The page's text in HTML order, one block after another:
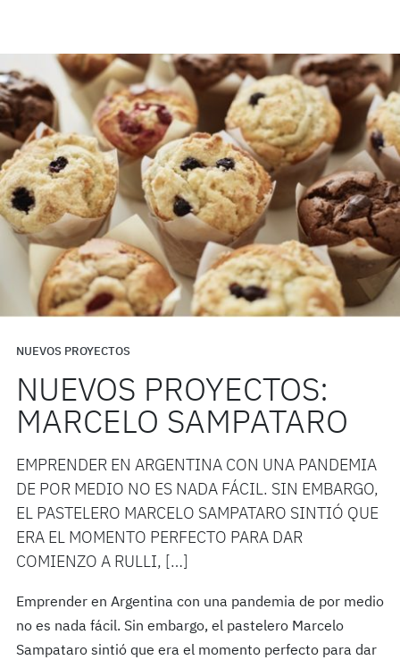
NUEVOS PROYECTOS
NUEVOS PROYECTOS:
MARCELO SAMPATARO
EMPRENDER EN ARGENTINA CON UNA PANDEMIA
DE POR MEDIO NO ES NADA FÁCIL. SIN EMBARGO,
EL PASTELERO MARCELO SAMPATARO SINTIÓ QUE
ERA EL MOMENTO PERFECTO PARA DAR
COMIENZO A RULLI, […]
Emprender en Argentina con una pandemia de por medio
no es nada fácil. Sin embargo, el pastelero Marcelo
Sampataro sintió que era el momento perfecto para dar